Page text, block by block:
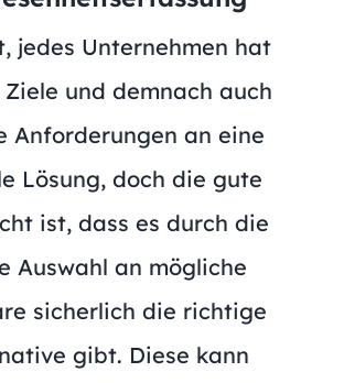
jedes Unternehmen hat
und demnach auch
Anforderungen an eine
Lösung, doch die gute
ist, dass es durch die
Auswahl an mögliche
sicherlich die richtige
gibt. Diese kann